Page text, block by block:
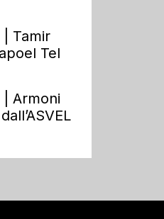
Tamir
Tel
Armoni